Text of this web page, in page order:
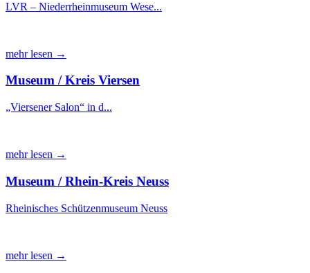
LVR – Niederrheinmuseum Wese...
mehr lesen →
Museum / Kreis Viersen
„Viersener Salon“ in d...
mehr lesen →
Museum / Rhein-Kreis Neuss
Rheinisches Schützenmuseum Neuss
mehr lesen →